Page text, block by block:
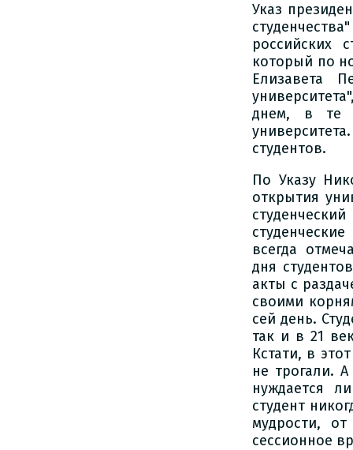
Указ
российских
который по
Елизавета
днем, в те
студентов.
По Указу
открытия
всегда
дня
акты с
своими
сей день.
так и в 21
Кстати, в
не трогали.
нуждается
студент
мудрости,
сессионное